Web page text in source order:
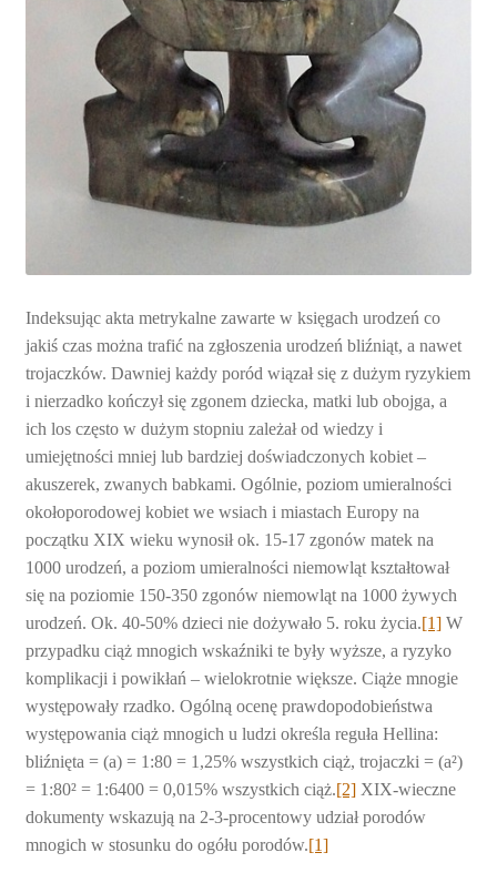
Indeksując akta metrykalne zawarte w księgach urodzeń co
jakiś czas można trafić na zgłoszenia urodzeń bliźniąt, a nawet
trojaczków. Dawniej każdy poród wiązał się z dużym ryzykiem
i nierzadko kończył się zgonem dziecka, matki lub obojga, a
ich los często w dużym stopniu zależał od wiedzy i
umiejętności mniej lub bardziej doświadczonych kobiet –
akuszerek, zwanych babkami. Ogólnie, poziom umieralności
okołoporodowej kobiet we wsiach i miastach Europy na
początku XIX wieku wynosił ok. 15-17 zgonów matek na
1000 urodzeń, a poziom umieralności niemowląt kształtował
się na poziomie 150-350 zgonów niemowląt na 1000 żywych
urodzeń. Ok. 40-50% dzieci nie dożywało 5. roku życia.[1]W
przypadku ciąż mnogich wskaźniki te były wyższe, a ryzyko
komplikacji i powikłań – wielokrotnie większe. Ciąże mnogie
występowały rzadko. Ogólną ocenę prawdopodobieństwa
występowania ciąż mnogich u ludzi określa reguła Hellina:
bliźnięta = (a) = 1:80 = 1,25% wszystkich ciąż, trojaczki = (a²)
= 1:80² = 1:6400 = 0,015% wszystkich ciąż.[2]XIX-wieczne
dokumenty wskazują na 2-3-procentowy udział porodów
mnogich w stosunku do ogółu porodów.[1]